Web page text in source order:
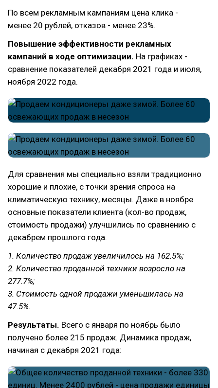
По всем рекламным кампаниям цена клика -
менее 20 рублей, отказов - менее 23%.
Повышение эффективности рекламных
кампаний в ходе оптимизации. На графиках -
сравнение показателей декабря 2021 года и июля,
ноября 2022 года.
Для сравнения мы специально взяли традиционно
хорошие и плохие, с точки зрения спроса на
климатическую технику, месяцы. Даже в ноябре
основные показатели клиента (кол-во продаж,
стоимость продажи) улучшились по сравнению с
декабрем прошлого года.
1. Количество продаж увеличилось на 162.5%;
2. Количество проданной техники возросло на
277.7%;
3. Стоимость одной продажи уменьшилась на
47.5%.
Результаты. Всего с января по ноябрь было
получено более 215 продаж. Динамика продаж,
начиная с декабря 2021 года: